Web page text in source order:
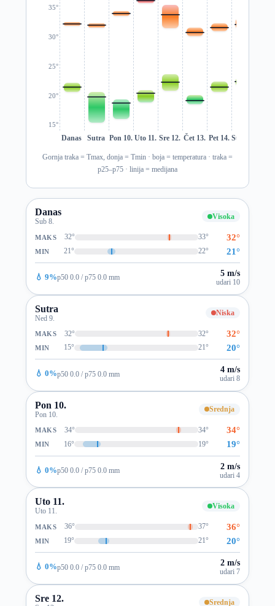
15°
20°
25°
30°
35°
Danas Sutra Pon 10. Uto 11. Sre 12. Čet 13. Pet 14. Sub 15.
Gornja traka = Tmax, donja = Tmin · boja = temperatura · traka =
p25–p75 · linija = medijana
Danas
Sub 8.
Visoka
MAKS 32° 33° 32°
MIN 21° 22° 21°
💧 9%p50 0.0 / p75 0.0 mm 5 m/s
udari 10
Sutra
Ned 9.
Niska
MAKS 32° 32° 32°
MIN 15° 21° 20°
💧 0%p50 0.0 / p75 0.0 mm 4 m/s
udari 8
Pon 10.
Pon 10.
Srednja
MAKS 34° 34° 34°
MIN 16° 19° 19°
💧 0%p50 0.0 / p75 0.0 mm 2 m/s
udari 4
Uto 11.
Uto 11.
Visoka
MAKS 36° 37° 36°
MIN 19° 21° 20°
💧 0%p50 0.0 / p75 0.0 mm 2 m/s
udari 7
Sre 12. Srednja